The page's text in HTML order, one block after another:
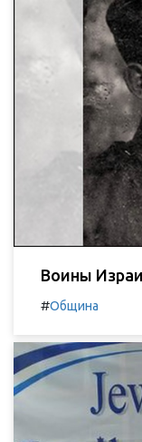
Воины
#Община